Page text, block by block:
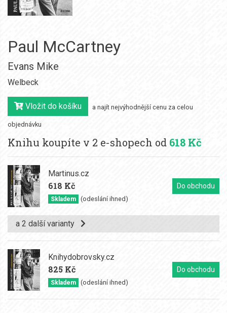
Paul McCartney
Evans Mike
Welbeck
Vložit do košíku a najít nejvýhodnější cenu za celou
objednávku
Knihu koupíte v 2 e-shopech od 618 Kč
Martinus.cz
618 Kč
Skladem (odeslání ihned)
Do obchodu
a 2 další varianty
Knihydobrovsky.cz
825 Kč
Skladem (odeslání ihned)
Do obchodu